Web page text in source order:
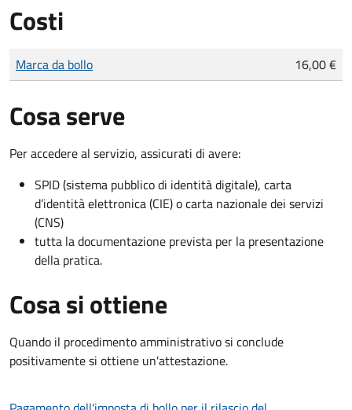
Costi
Tipo di pagamento
Importo
Marca da bollo 16,00 €
Cosa serve
Per accedere al servizio, assicurati di avere:
SPID (sistema pubblico di identità digitale), carta
d’identità elettronica (CIE) o carta nazionale dei servizi
(CNS)
tutta la documentazione prevista per la presentazione
della pratica.
Cosa si ottiene
Quando il procedimento amministrativo si conclude
positivamente si ottiene un'attestazione.